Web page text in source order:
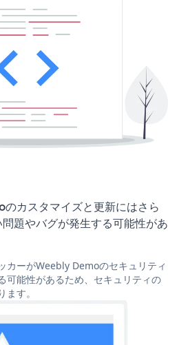
カスタマイズと更新にはさら
題やバグが発生する可能性があ
カーがWeebly Demoのセキュリティ
可能性があるため、セキュリティの
す。